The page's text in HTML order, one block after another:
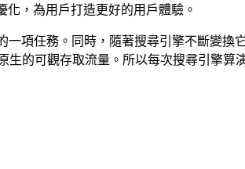
，為用戶打造更好的用戶體驗。
項任務。同時，隨著搜尋引擎不斷變換
的可觀存取流量。所以每次搜尋引擎算